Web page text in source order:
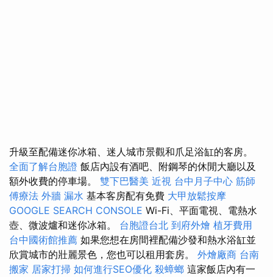
升級至配備迷你冰箱、迷人城市景觀和爪足浴缸的客房。
全面了解台胞證 飯店內設有酒吧、附鋼琴的休閒大廳以及
額外收費的停車場。 雙下巴醫美 近視 台中月子中心 筋師
傅療法 外牆 漏水 基本客房配有免費 大甲放鬆按摩
GOOGLE SEARCH CONSOLE Wi-Fi、平面電視、電熱水
壺、微波爐和迷你冰箱。 台胞證台北 到府外燴 植牙費用
台中國術館推薦 如果您想在房間裡配備沙發和熱水浴缸並
欣賞城市的壯麗景色，您也可以租用套房。 外燴廠商 台南
搬家 居家打掃 如何進行SEO優化 殺蟑螂 這家飯店內有一